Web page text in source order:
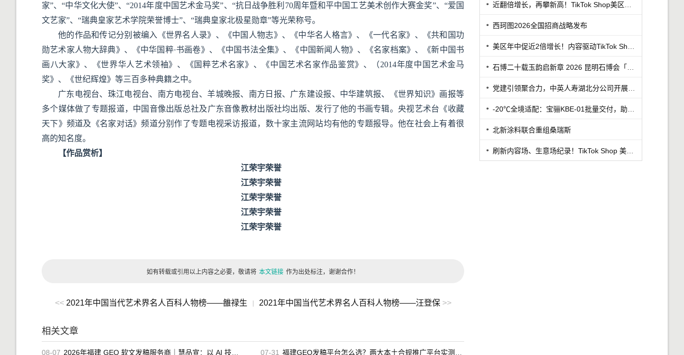
家”、“中华文化大使”、“2014年度中国艺术金马奖”、“抗日战争胜利70周年暨和平中国工艺美术创作大赛金奖”、“爱国
文艺家”、“瑞典皇家艺术学院荣誉博士”、“瑞典皇家北极星勋章”等光荣称号。
他的作品和传记分别被编入《世界名人录》、《中国人物志》、《中华名人格言》、《一代名家》、《共和国功
勋艺术家人物大辞典》、《中华国粹·书画卷》、《中国书法全集》、《中国新闻人物》、《名家档案》、《新中国书
画八大家》、《世界华人艺术领袖》、《国粹艺术名家》、《中国艺术名家作品鉴赏》、（2014年度中国艺术金马
奖》、《世纪辉煌》等三百多种典籍之中。
广东电视台、珠江电视台、南方电视台、羊城晚报、南方日报、广东建设报、中华建筑报、《世界知识》画报等
多个媒体做了专题报道，中国音像出版总社及广东音像教材出版社均出版、发行了他的书画专辑。央视艺术台《收藏
天下》频道及《名家对话》频道分别作了专题电视采访报道，数十家主流网站均有他的专题报导。他在社会上有着很
高的知名度。
【作品赏析】
江荣宇荣誉
江荣宇荣誉
江荣宇荣誉
江荣宇荣誉
江荣宇荣誉
如有转载或引用以上内容之必要，敬请将 本文链接 作为出处标注，谢谢合作！
<< 2021年中国当代艺术界名人百科人物榜——雒禄生 | 2021年中国当代艺术界名人百科人物榜——汪登保>>
相关文章
08-07 2026年福建 GEO 软文发稿服务商｜慧品宣：以 AI 技术赋能品牌全域传播 07-31 福建GEO发稿平台怎么选？两大本土合规推广平台实测推荐
西珂图2026全国招商战略发布
北新涂料联合重组桑瑞斯